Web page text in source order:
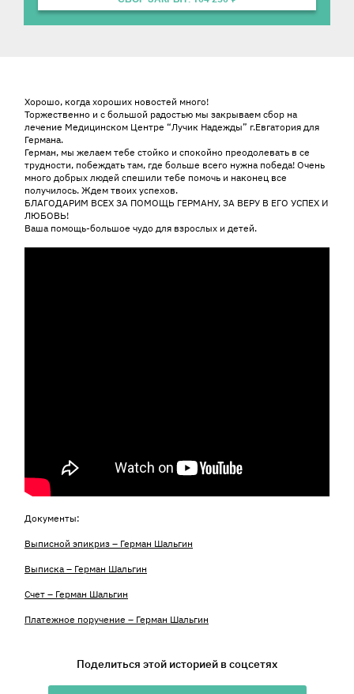
Хорошо, когда хороших новостей много!
Торжественно и с большой радостью мы закрываем сбор на
лечение Медицинском Центре “Лучик Надежды” г.Евгатория для
Германа.
Герман, мы желаем тебе стойко и спокойно преодолевать в се
трудности, побеждать там, где больше всего нужна победа! Очень
много добрых людей спешили тебе помочь и наконец все
получилось. Ждем твоих успехов.
БЛАГОДАРИМ ВСЕХ ЗА ПОМОЩЬ ГЕРМАНУ, ЗА ВЕРУ В ЕГО УСПЕХ И
ЛЮБОВЬ!
Ваша помощь-большое чудо для взрослых и детей.
Документы:
Выписной эпикриз – Герман Шальгин
Выписка – Герман Шальгин
Счет – Герман Шальгин
Платежное поручение – Герман Шальгин
Поделиться этой историей в соцсетях